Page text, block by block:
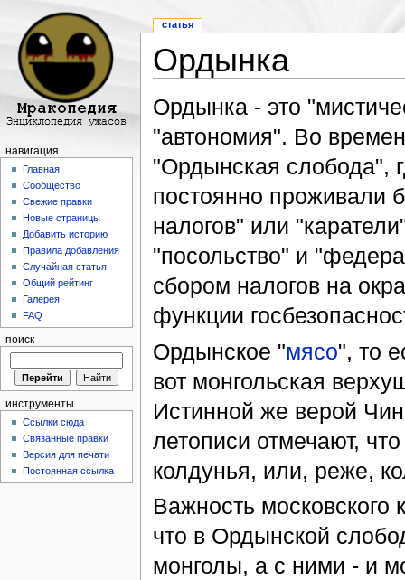
Ордынка
Ордынка - это
"автономия". Во
"Ордынская слобода",
постоянно проживали
налогов" или
"посольство" и
сбором налогов на
функции
Ордынское "мясо", то
вот монгольская
Истинной же верой
летописи отмечают,
колдунья, или, реже,
Важность
что в Ордынской
монголы, а с ними - и
статья
навигация
Главная
Сообщество
Свежие правки
Новые страницы
Добавить историю
Правила добавления
Случайная статья
Общий рейтинг
Галерея
FAQ
поиск
инструменты
Ссылки сюда
Связанные правки
Версия для печати
Постоянная ссылка